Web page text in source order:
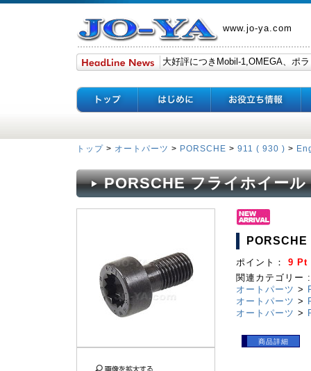
www.jo-ya.com
トップ > オートパーツ > PORSCHE > 911 ( 930 ) >
PORSCHE フライホイール
PORSCHE
ポイント： 9 Pt
関連カテゴリー :
オートパーツ >
オートパーツ >
オートパーツ >
商品詳細